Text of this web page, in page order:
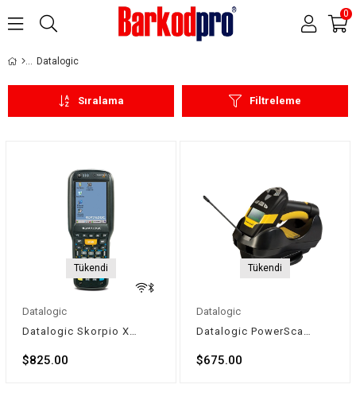
0
Datalogic
Filtreleme
Sıralama
Tükendi
Datalogic
$825.00
Tükendi
Datalogic
$675.00